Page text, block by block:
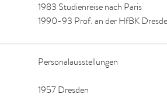
1983 Studienreise nach Paris
1990-93 Prof. an der HfBK
Personalausstellungen
1957 Dresden